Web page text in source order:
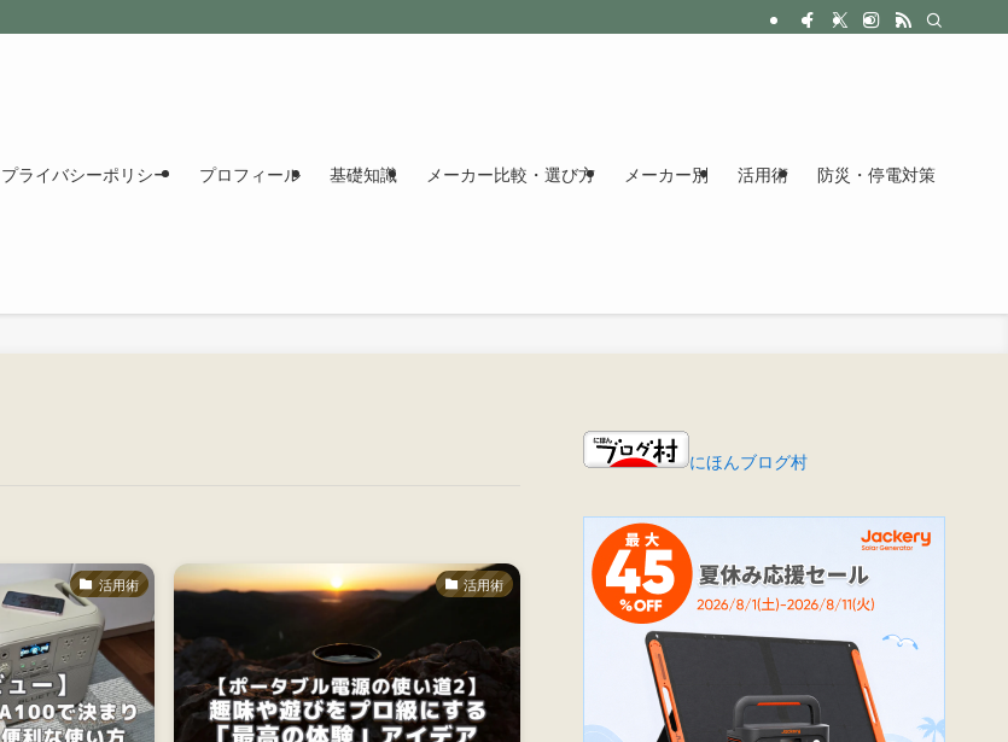
プライバシーポリシー プロフィール 基礎知識 メーカー比較・選び方 メーカー別 活用術 防災・停電対策
活用術 活用術
にほんブログ村